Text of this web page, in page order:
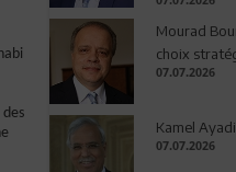
Mourad
choix
07.07.2026
Kamel
07.07.2026